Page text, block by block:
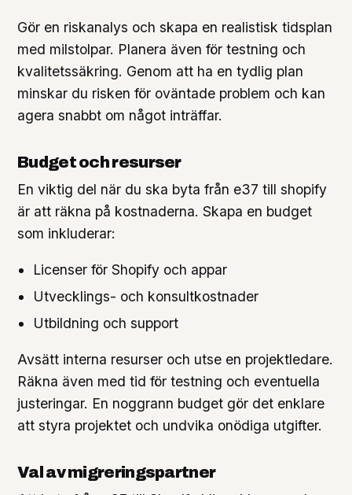
Gör en riskanalys och skapa en realistisk tidsplan
med milstolpar. Planera även för testning och
kvalitetssäkring. Genom att ha en tydlig plan
minskar du risken för oväntade problem och kan
agera snabbt om något inträffar.
Budget och resurser
En viktig del när du ska byta från e37 till shopify
är att räkna på kostnaderna. Skapa en budget
som inkluderar:
Licenser för Shopify och appar
Utvecklings- och konsultkostnader
Utbildning och support
Avsätt interna resurser och utse en projektledare.
Räkna även med tid för testning och eventuella
justeringar. En noggrann budget gör det enklare
att styra projektet och undvika onödiga utgifter.
Val av migreringspartner